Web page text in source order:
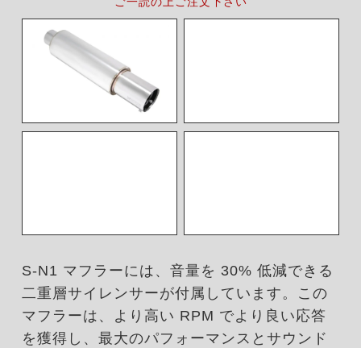
S-N1 マフラーには、音量を 30% 低減できる
二重層サイレンサーが付属しています。この
マフラーは、より高い RPM でより良い応答
を獲得し、最大のパフォーマンスとサウンド